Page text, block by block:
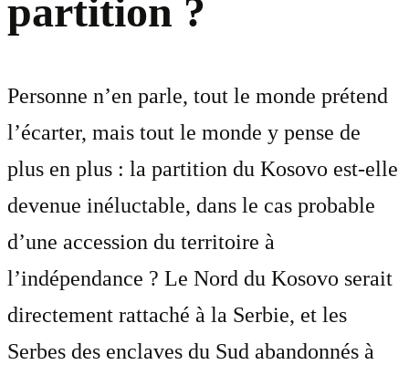
partition ?
Personne n’en parle, tout le monde prétend
l’écarter, mais tout le monde y pense de
plus en plus : la partition du Kosovo est-elle
devenue inéluctable, dans le cas probable
d’une accession du territoire à
l’indépendance ? Le Nord du Kosovo serait
directement rattaché à la Serbie, et les
Serbes des enclaves du Sud abandonnés à